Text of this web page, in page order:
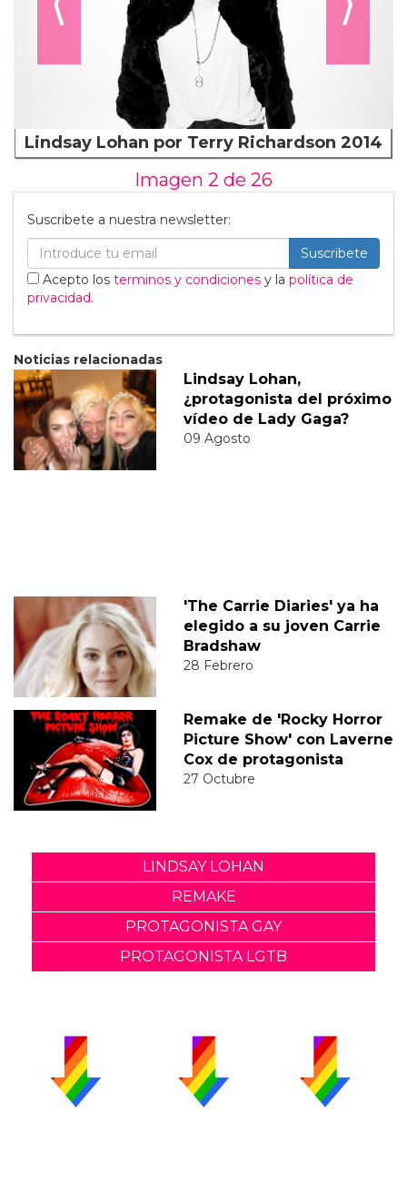
Lindsay Lohan por Terry Richardson 2014
Imagen 2 de 26
Suscribete a nuestra newsletter:
Suscribete
Acepto los terminos y condiciones y la política de
privacidad.
Noticias relacionadas
Lindsay Lohan,
¿protagonista del próximo
vídeo de Lady Gaga?
09 Agosto
'The Carrie Diaries' ya ha
elegido a su joven Carrie
Bradshaw
28 Febrero
Remake de 'Rocky Horror
Picture Show' con Laverne
Cox de protagonista
27 Octubre
LINDSAY LOHAN
REMAKE
PROTAGONISTA GAY
PROTAGONISTA LGTB